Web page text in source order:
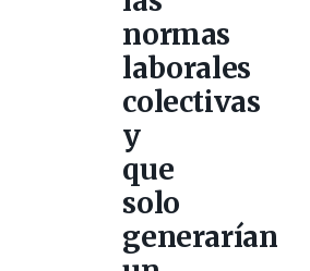
normas
laborales
colectivas
y
que
solo
generarían